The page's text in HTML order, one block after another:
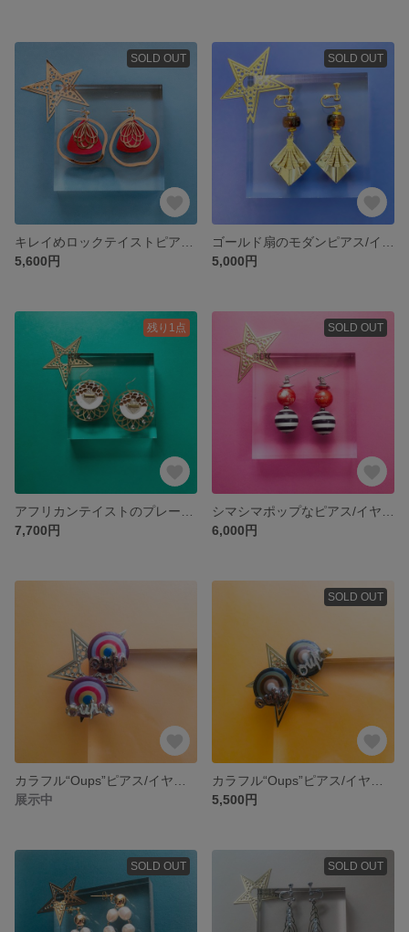
SOLD OUT
5,600円
SOLD OUT
5,000円
残り1点
7,700円
SOLD OUT
6,000円
展示中
SOLD OUT
5,500円
SOLD OUT SOLD OUT